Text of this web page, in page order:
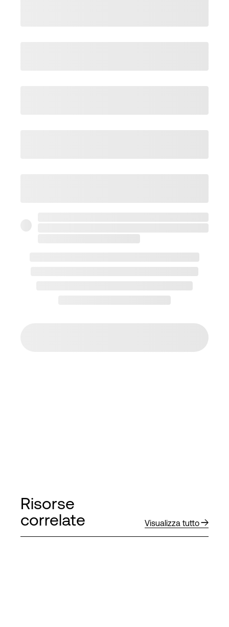
Risorse
correlate
Visualizza tutto